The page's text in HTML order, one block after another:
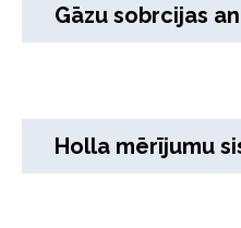
Gāzu sobrcijas
Holla mērījumu